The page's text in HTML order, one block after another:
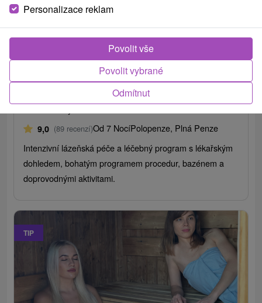
od2 620,67Kč
/noc/osoba
Komplexní léčebný pobyt OPTIMAL - léčebný
program na míru s 19 léčebnými procedurami
Piešťany
9,0 (89 recenzí)Od 7 NocíPolopenze, Plná Penze
Intenzivní lázeňská péče a léčebný program s lékařským
dohledem, bohatým programem procedur, bazénem a
doprovodnými aktivitami.
TIP
Personalizace reklam
Odmítnut
Povolit vybrané
Povolit vše